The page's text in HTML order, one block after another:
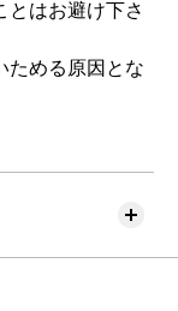
とはお避け下さ
ためる原因とな